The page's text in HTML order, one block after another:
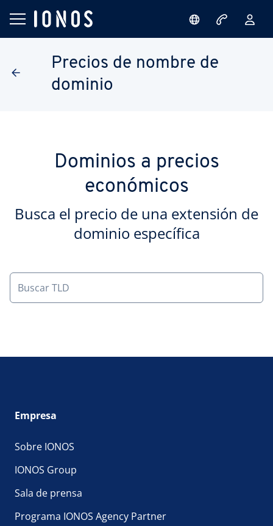
Precios de nombre de
dominio
Dominios a precios
económicos
Busca el precio de una extensión de
dominio específica
Empresa
Sobre IONOS
IONOS Group
Sala de prensa
Programa IONOS Agency Partner